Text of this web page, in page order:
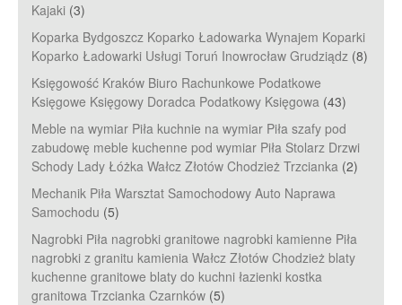
Kajaki (3)
Koparka Bydgoszcz Koparko Ładowarka Wynajem Koparki
Koparko Ładowarki Usługi Toruń Inowrocław Grudziądz (8)
Księgowość Kraków Biuro Rachunkowe Podatkowe
Księgowe Księgowy Doradca Podatkowy Księgowa (43)
Meble na wymiar Piła kuchnie na wymiar Piła szafy pod
zabudowę meble kuchenne pod wymiar Piła Stolarz Drzwi
Schody Lady Łóżka Wałcz Złotów Chodzież Trzcianka (2)
Mechanik Piła Warsztat Samochodowy Auto Naprawa
Samochodu (5)
Nagrobki Piła nagrobki granitowe nagrobki kamienne Piła
nagrobki z granitu kamienia Wałcz Złotów Chodzież blaty
kuchenne granitowe blaty do kuchni łazienki kostka
granitowa Trzcianka Czarnków (5)